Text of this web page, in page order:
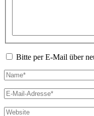
Bitte per E-Mail über
Name*
E-
Mail-
Adresse*
Website